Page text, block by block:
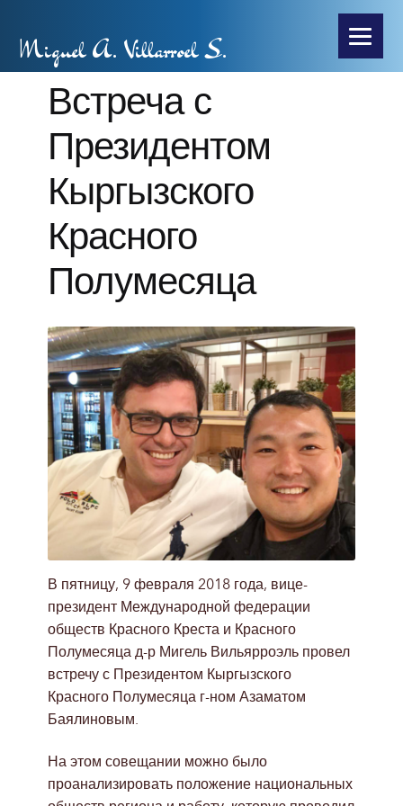
Miguel A. Villarroel S.
Встреча с
Президентом
Кыргызского
Красного
Полумесяца
В пятницу, 9 февраля 2018 года, вице-
президент Международной федерации
обществ Красного Креста и Красного
Полумесяца д-р Мигель Вильярроэль провел
встречу с Президентом Кыргызского
Красного Полумесяца г-ном Азаматом
Баялиновым.
На этом совещании можно было
проанализировать положение национальных